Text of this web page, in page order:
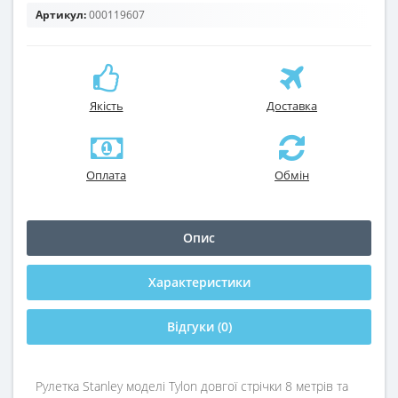
Артикул:000119607
Якість Доставка
Оплата Обмін
Опис
Характеристики
Відгуки (0)
Рулетка Stanley моделі Tylon довгої стрічки 8 метрів та